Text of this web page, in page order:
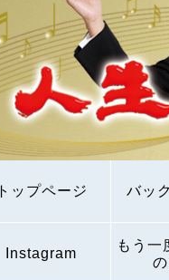
トップページ バッ
Instagram
もう一
の